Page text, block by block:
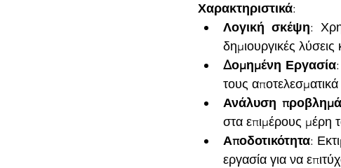
Χαρακτηριστικά:
Λογική σκέψη:
δημιουργικές
Δομημένη Εργασία
τους αποτελεσματικά
Ανάλυση
στα επιμέρους μέρη
Αποδοτικότητα:
εργασία για να